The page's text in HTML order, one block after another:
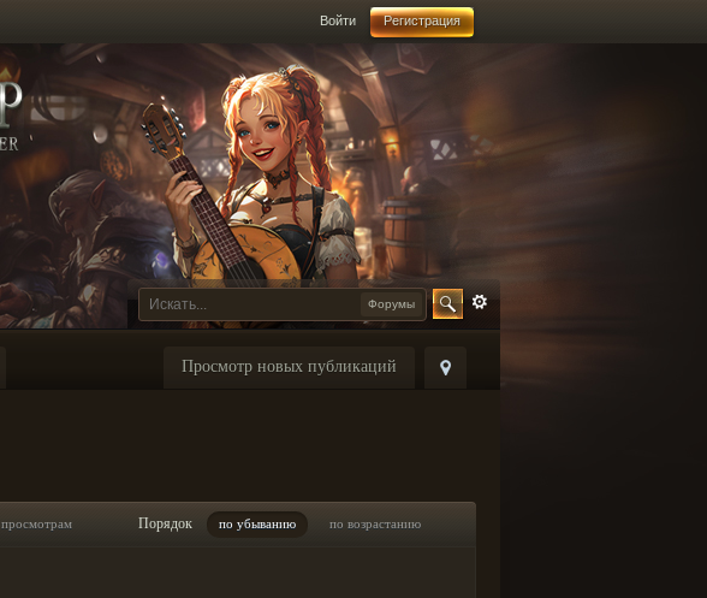
Войти Регистрация
Форумы
Просмотр новых публикаций
просмотрам Порядок по убыванию по возрастанию